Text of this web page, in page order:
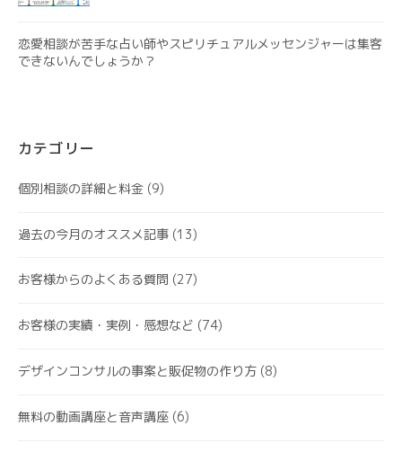
恋愛相談が苦手な占い師やスピリチュアルメッセンジャーは集客
できないんでしょうか？
カテゴリー
個別相談の詳細と料金 (9)
過去の今月のオススメ記事 (13)
お客様からのよくある質問 (27)
お客様の実績・実例・感想など (74)
デザインコンサルの事案と販促物の作り方 (8)
無料の動画講座と音声講座 (6)